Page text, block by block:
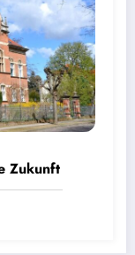
Zukunft